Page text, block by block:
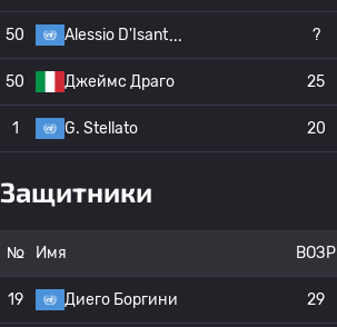
50 Alessio D'Isant ?
50 Джеймс Драго 25
1 G. Stellato 20
Защитники
№ Имя ВОЗР
19 Диего Боргини 29